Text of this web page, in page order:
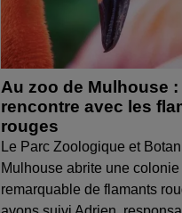
Au zoo de Mulhouse :
rencontre avec les
rouges
Le Parc Zoologique et
Mulhouse abrite une colonie
remarquable de flamants